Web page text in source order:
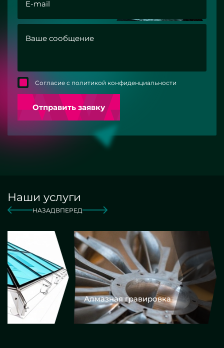
Согласие с политикой конфиденциальности
Отправить заявку
Наши услуги
НАЗАД ВПЕРЕД
Алмазная гравировка